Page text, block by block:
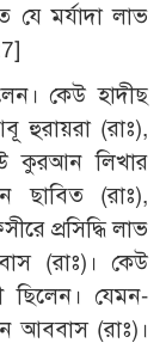
কেউ হাদীছ
হুরায়রা (রাঃ),
কুরআন লিখার
ছাবিত (রাঃ),
প্রসিদ্ধি লাভ
(রাঃ)। কেউ
ছিলেন। যেমন-
আববাস (রাঃ)।